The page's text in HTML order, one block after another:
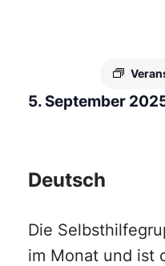
5. September
Deutsch
Die
im Monat und ist